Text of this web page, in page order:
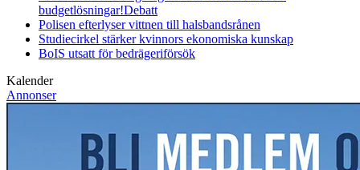
budgetlösningar!Debatt
Polisen efterlyser vittnen till halsbandsrånen
Studiecirkel stärker kvinnors ekonomiska kunskap
BoIS utsatt för bedrägeriförsök
Kalender
Annonser